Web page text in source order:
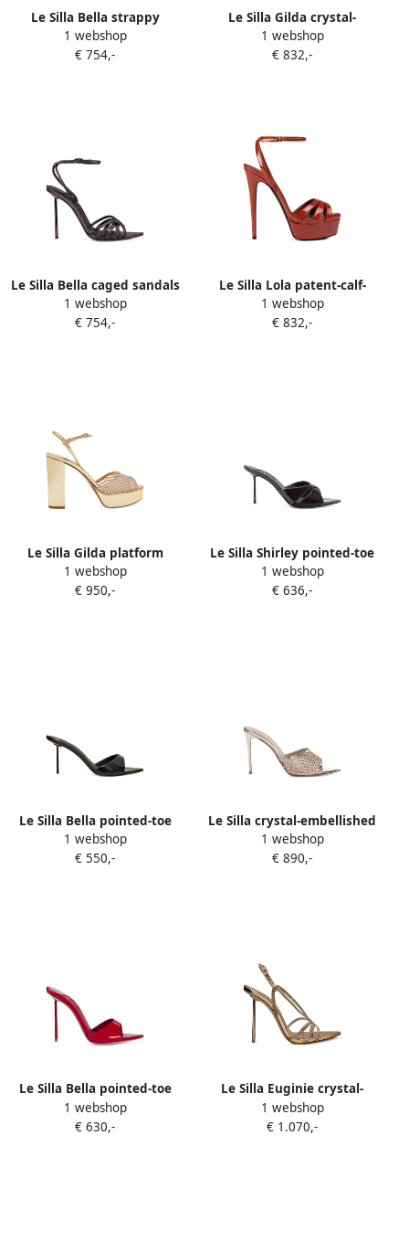
Le Silla Bella strappy
sandals Zwart
1 webshop
€ 754,-
Le Silla Gilda crystal-
embellished sandals Groen
1 webshop
€ 832,-
Le Silla Bella caged sandals
Bruin
1 webshop
€ 754,-
Le Silla Lola patent-calf-
leather sandals Rood
1 webshop
€ 832,-
Le Silla Gilda platform
sandals Goud
1 webshop
€ 950,-
Le Silla Shirley pointed-toe
sandals Bruin
1 webshop
€ 636,-
Le Silla Bella pointed-toe
sandals Zwart
1 webshop
€ 550,-
Le Silla crystal-embellished
pointed-toe sandals Goud
1 webshop
€ 890,-
Le Silla Bella pointed-toe
sandals Rood
1 webshop
€ 630,-
Le Silla Euginie crystal-
embellished pointed-toe
sandals Goud
1 webshop
€ 1.070,-